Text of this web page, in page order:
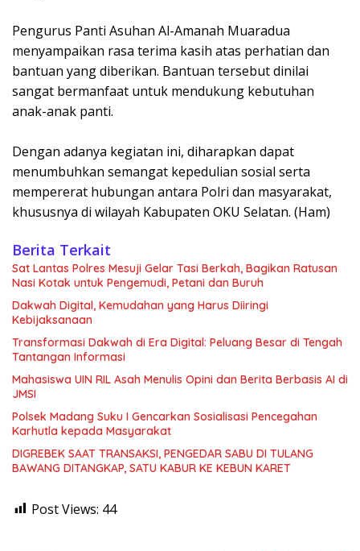
Pengurus Panti Asuhan Al-Amanah Muaradua
menyampaikan rasa terima kasih atas perhatian dan
bantuan yang diberikan. Bantuan tersebut dinilai
sangat bermanfaat untuk mendukung kebutuhan
anak-anak panti.
Dengan adanya kegiatan ini, diharapkan dapat
menumbuhkan semangat kepedulian sosial serta
mempererat hubungan antara Polri dan masyarakat,
khususnya di wilayah Kabupaten OKU Selatan. (Ham)
Berita Terkait
Sat Lantas Polres Mesuji Gelar Tasi Berkah, Bagikan Ratusan
Nasi Kotak untuk Pengemudi, Petani dan Buruh
Dakwah Digital, Kemudahan yang Harus Diiringi
Kebijaksanaan
Transformasi Dakwah di Era Digital: Peluang Besar di Tengah
Tantangan Informasi
Mahasiswa UIN RIL Asah Menulis Opini dan Berita Berbasis AI di
JMSI
Polsek Madang Suku I Gencarkan Sosialisasi Pencegahan
Karhutla kepada Masyarakat
DIGREBEK SAAT TRANSAKSI, PENGEDAR SABU DI TULANG
BAWANG DITANGKAP, SATU KABUR KE KEBUN KARET
Post Views: 44